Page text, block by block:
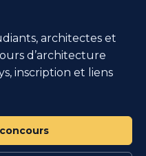
architectes et
d’architecture
inscription et liens